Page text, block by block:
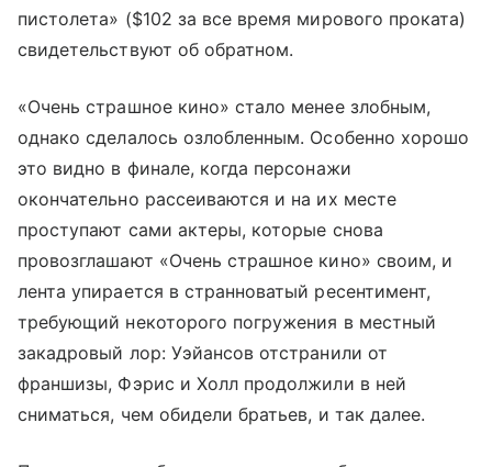
пистолета» ($102 за все время мирового проката)
свидетельствуют об обратном.
«Очень страшное кино» стало менее злобным,
однако сделалось озлобленным. Особенно хорошо
это видно в финале, когда персонажи
окончательно рассеиваются и на их месте
проступают сами актеры, которые снова
провозглашают «Очень страшное кино» своим, и
лента упирается в странноватый ресентимент,
требующий некоторого погружения в местный
закадровый лор: Уэйансов отстранили от
франшизы, Фэрис и Холл продолжили в ней
сниматься, чем обидели братьев, и так далее.